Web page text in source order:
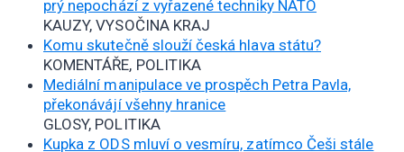
prý nepochází z vyřazené techniky NATO
KAUZY, VYSOČINA KRAJ
Komu skutečně slouží česká hlava státu?
KOMENTÁŘE, POLITIKA
Mediální manipulace ve prospěch Petra Pavla,
překonávájí všehny hranice
GLOSY, POLITIKA
Kupka z ODS mluví o vesmíru, zatímco Češi stále